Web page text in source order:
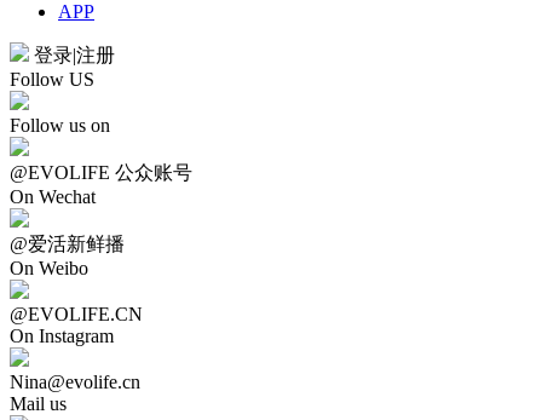
APP
登录|注册
Follow US
Follow us on
@EVOLIFE 公众账号
On Wechat
@爱活新鲜播
On Weibo
@EVOLIFE.CN
On Instagram
Nina@evolife.cn
Mail us